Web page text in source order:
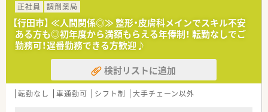
【やりがい/おすすめポイント】
■年間休日123日（2025年実績）で、プライベートの時間を十分
に確保できます。
■祝日がある週は週3日休みになるため、旅行などの予定も立て
やすいです。
■地域密着型で転居を伴う異動がないため、腰を据えて長く働け
正社員
調剤薬局
【行田市】 ≪人間関係◎≫ 整形・皮膚科メインでスキル不安
ある方も◎初年度から満額もらえる年俸制！ 転勤なしでご
勤務可！遅番勤務できる方歓迎♪
検討リストに追加
転勤なし 車通勤可 シフト制 大手チェーン以外